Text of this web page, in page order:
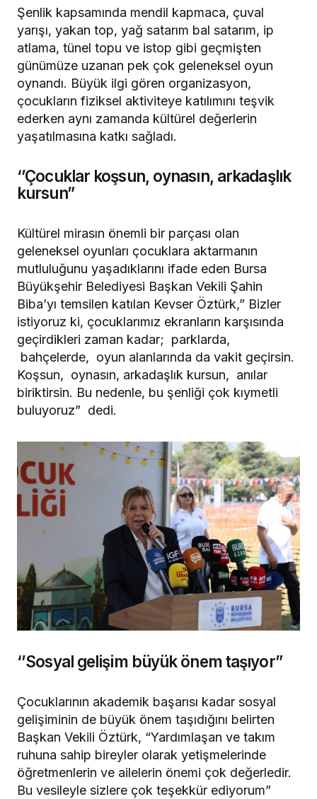
Şenlik kapsamında mendil kapmaca, çuval
yarışı, yakan top, yağ satarım bal satarım, ip
atlama, tünel topu ve istop gibi geçmişten
günümüze uzanan pek çok geleneksel oyun
oynandı. Büyük ilgi gören organizasyon,
çocukların fiziksel aktiviteye katılımını teşvik
ederken aynı zamanda kültürel değerlerin
yaşatılmasına katkı sağladı.
‘’Çocuklar koşsun, oynasın, arkadaşlık
kursun”
Kültürel mirasın önemli bir parçası olan
geleneksel oyunları çocuklara aktarmanın
mutluluğunu yaşadıklarını ifade eden Bursa
Büyükşehir Belediyesi Başkan Vekili Şahin
Biba’yı temsilen katılan Kevser Öztürk,” Bizler
istiyoruz ki, çocuklarımız ekranların karşısında
geçirdikleri zaman kadar; parklarda,
bahçelerde, oyun alanlarında da vakit geçirsin.
Koşsun, oynasın, arkadaşlık kursun, anılar
biriktirsin. Bu nedenle, bu şenliği çok kıymetli
buluyoruz” dedi.
‘’Sosyal gelişim büyük önem taşıyor”
Çocuklarının akademik başarısı kadar sosyal
gelişiminin de büyük önem taşıdığını belirten
Başkan Vekili Öztürk, “Yardımlaşan ve takım
ruhuna sahip bireyler olarak yetişmelerinde
öğretmenlerin ve ailelerin önemi çok değerledir.
Bu vesileyle sizlere çok teşekkür ediyorum”